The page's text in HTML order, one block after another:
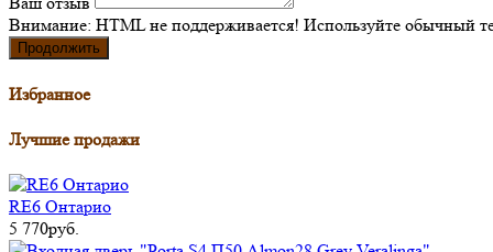
Внимание: HTML не поддерживается! Используйте обычный
Продолжить
Избранное
Лучшие продажи
RE6 Онтарио
5 770руб.